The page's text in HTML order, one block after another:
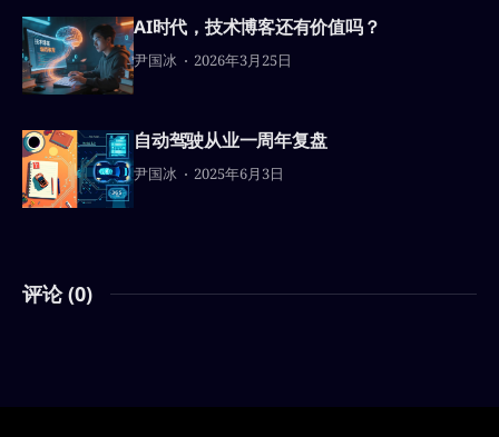
AI时代，技术博客还有价值吗？
尹国冰 2026年3月25日
自动驾驶从业一周年复盘
尹国冰 2025年6月3日
评论 (0)